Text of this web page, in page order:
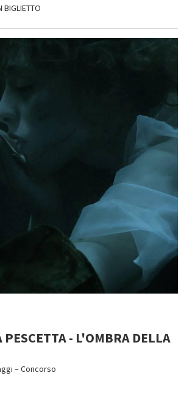
BIGLIETTO
PESCETTA - L'OMBRA DELLA
– Concorso